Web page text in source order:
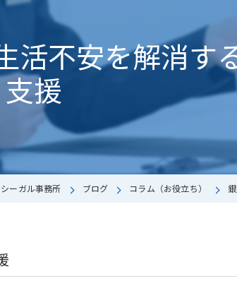
策）
ある相談
見
活不安を解消す
支援
ーガル事務所 ブログ コラム（お役立ち）